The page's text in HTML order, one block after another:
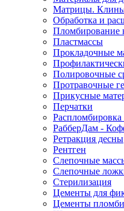
Матрицы.
Обработка и
Пломбирование
Пластмассы
Прокладочные
Полировочные
Протравочные
Прикусные
Перчатки
Распломбировка
РабберДам -
Ретракция десны
Рентген
Слепочные
Слепочные
Стерилизация
Цементы для
Цементы